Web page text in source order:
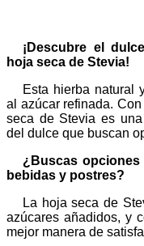
¡Descubre el
hoja seca de Stevia!
Esta hierba natural
al azúcar refinada.
seca de Stevia es
del dulce que buscan
¿Buscas opciones
bebidas y postres?
La hoja seca de
azúcares añadidos, y
mejor manera de